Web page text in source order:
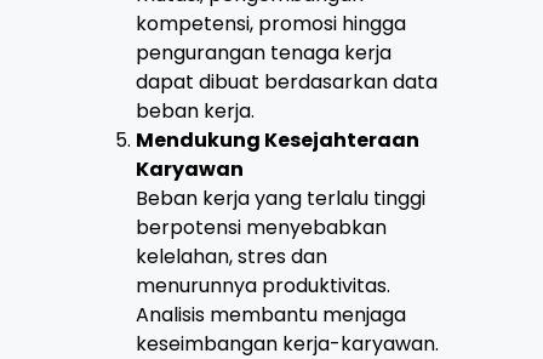
kompetensi, promosi hingga
pengurangan tenaga kerja
dapat dibuat berdasarkan data
beban kerja.
Mendukung Kesejahteraan
Karyawan
Beban kerja yang terlalu tinggi
berpotensi menyebabkan
kelelahan, stres dan
menurunnya produktivitas.
Analisis membantu menjaga
keseimbangan kerja-karyawan.